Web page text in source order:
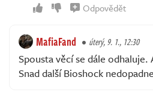
Odpovědět
MafiaFand úterý, 9. 1., 12:30
Spousta věcí se dále odhaluje.
Snad další Bioshock